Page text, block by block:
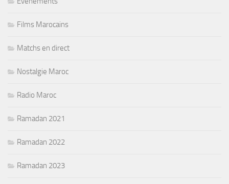
Films Marocains
Matchs en direct
Nostalgie Maroc
Radio Maroc
Ramadan 2021
Ramadan 2022
Ramadan 2023